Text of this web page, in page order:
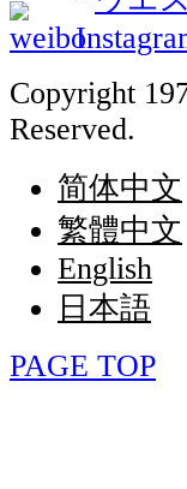
Copyright
Reserved.
简体中文
繁體中文
English
日本語
PAGE TOP